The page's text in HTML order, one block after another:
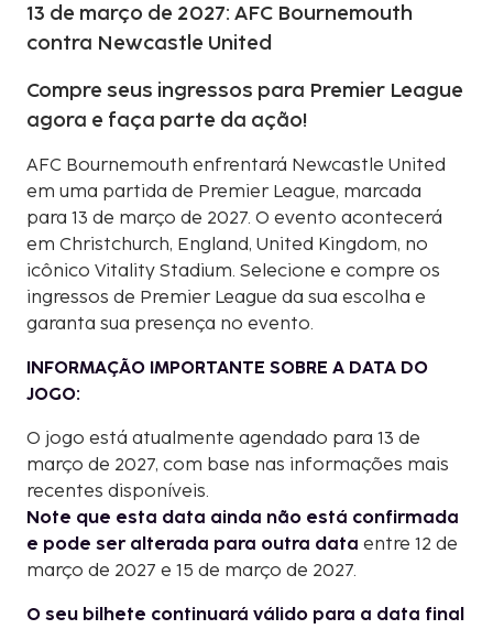
13 de março de 2027: AFC Bournemouth
contra Newcastle United
Compre seus ingressos para Premier League
agora e faça parte da ação!
AFC Bournemouth enfrentará Newcastle United
em uma partida de Premier League, marcada
para 13 de março de 2027. O evento acontecerá
em Christchurch, England, United Kingdom, no
icônico Vitality Stadium. Selecione e compre os
ingressos de Premier League da sua escolha e
garanta sua presença no evento.
INFORMAÇÃO IMPORTANTE SOBRE A DATA DO
JOGO:
O jogo está atualmente agendado para 13 de
março de 2027, com base nas informações mais
recentes disponíveis.
Note que esta data ainda não está confirmada
e pode ser alterada para outra data entre 12 de
março de 2027 e 15 de março de 2027.
O seu bilhete continuará válido para a data final